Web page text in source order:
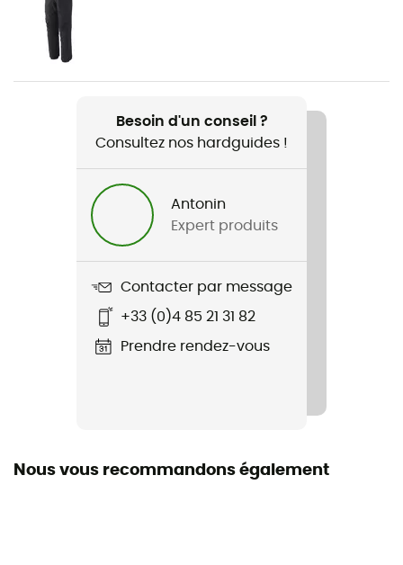
Genre
Homme
Poids
Nom du produit
G-Summit
Crampons compatibles
Automatiques
Compatibilité avec crampons
Technologies utilisées
Rigidité de la semelle
Besoin d'un conseil ?
Consultez nos hardguides !
Antonin
Expert produits
Contacter par message
+33 (0)4 85 21 31 82
Prendre rendez-vous
Nous vous recommandons également